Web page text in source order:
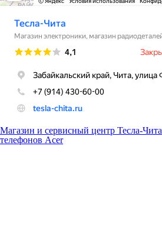
Магазин и сервисный центр Тесла-Чита
телефонов Acer